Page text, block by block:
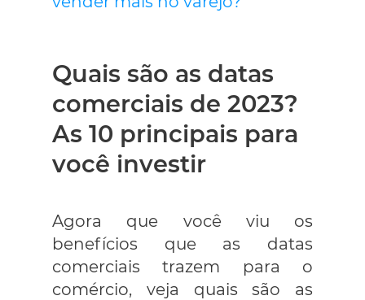
Quais são as datas
comerciais de 2023?
As 10 principais para
você investir
Agora que você viu os
benefícios que as datas
comerciais trazem para o
comércio, veja quais são as